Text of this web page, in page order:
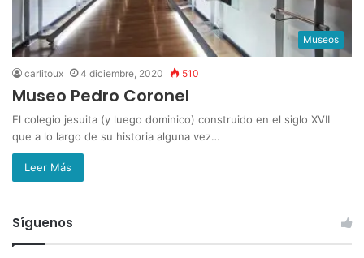
Museos
carlitoux 4 diciembre, 2020 510
Museo Pedro Coronel
El colegio jesuita (y luego dominico) construido en el siglo XVII
que a lo largo de su historia alguna vez…
Leer Más
Síguenos